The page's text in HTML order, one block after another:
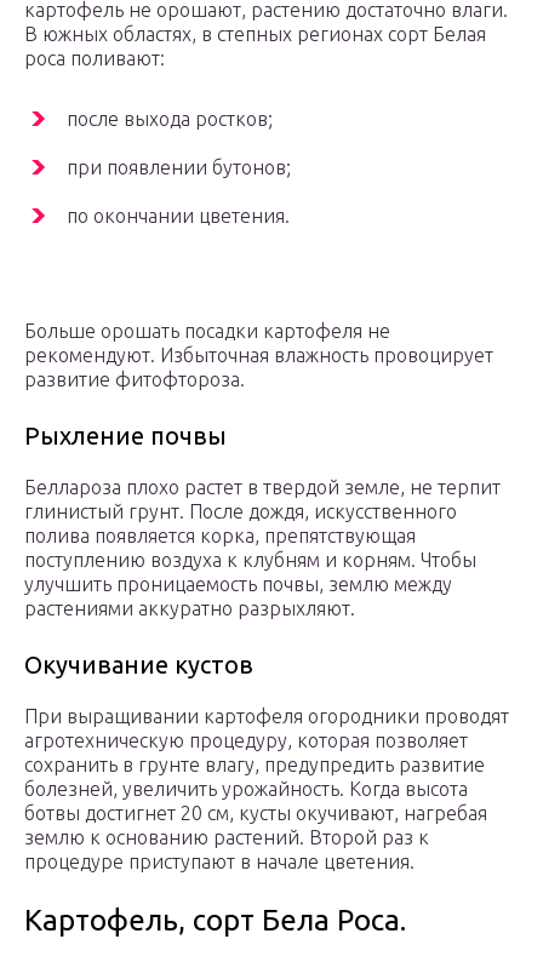
картофель не орошают, растению достаточно влаги.
В южных областях, в степных регионах сорт Белая
роса поливают:
после выхода ростков;
при появлении бутонов;
по окончании цветения.
Больше орошать посадки картофеля не
рекомендуют. Избыточная влажность провоцирует
развитие фитофтороза.
Рыхление почвы
Беллароза плохо растет в твердой земле, не терпит
глинистый грунт. После дождя, искусственного
полива появляется корка, препятствующая
поступлению воздуха к клубням и корням. Чтобы
улучшить проницаемость почвы, землю между
растениями аккуратно разрыхляют.
Окучивание кустов
При выращивании картофеля огородники проводят
агротехническую процедуру, которая позволяет
сохранить в грунте влагу, предупредить развитие
болезней, увеличить урожайность. Когда высота
ботвы достигнет 20 см, кусты окучивают, нагребая
землю к основанию растений. Второй раз к
процедуре приступают в начале цветения.
Картофель, сорт Бела Роса.